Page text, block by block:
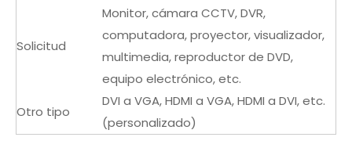
Solicitud
Monitor, cámara CCTV, DVR,
computadora, proyector, visualizador,
multimedia, reproductor de DVD,
equipo electrónico, etc.
Otro tipo
DVI a VGA, HDMI a VGA, HDMI a DVI, etc.
(personalizado)